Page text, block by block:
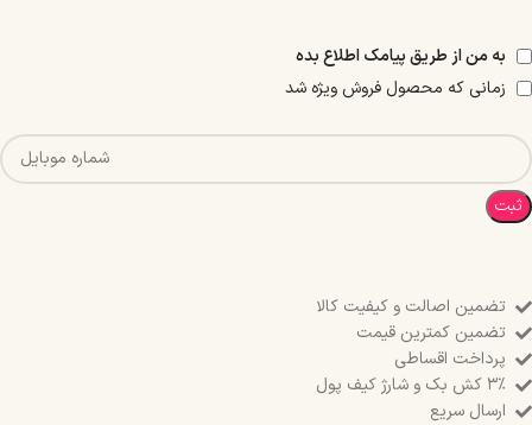
به من از طریق پیامک اطلاع بده
زمانی که محصول فروش ویژه شد
ثبت
تضمین اصالت و کیفیت کالا
تضمین کمترین قیمت
پرداخت اقساطی
۳٪ کش بک و شارژ کیف پول
ارسال سریع